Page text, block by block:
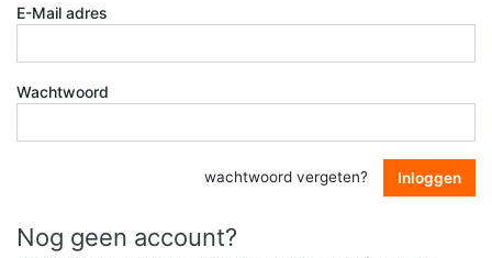
E-Mail adres
Wachtwoord
wachtwoord vergeten? Inloggen
Nog geen account?